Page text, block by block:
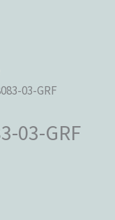
03-GRF
03-GRF